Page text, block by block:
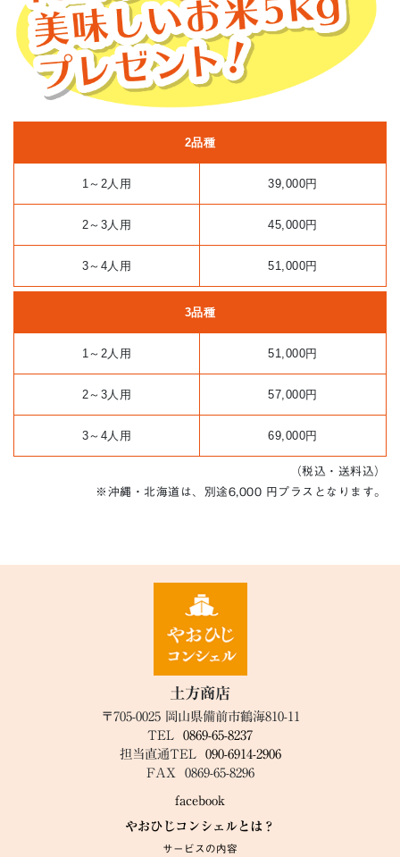
2品種
1～2人用 39,000円
2～3人用 45,000円
3～4人用 51,000円
3品種
1～2人用 51,000円
2～3人用 57,000円
3～4人用 69,000円
（税込・送料込）
※沖縄・北海道は、別途6,000 円プラスとなります。
土方商店
〒705-0025 岡山県備前市鶴海810-11
TEL
0869-65-8237
担当直通TEL
090-6914-2906
FAX
0869-65-8296
facebook
やおひじコンシェルとは？
サービスの内容